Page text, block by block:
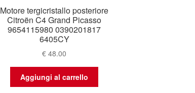
Motore tergicristallo posteriore
Citroën C4 Grand Picasso
9654115980 0390201817
6405CY
€ 48.00
Aggiungi al carrello